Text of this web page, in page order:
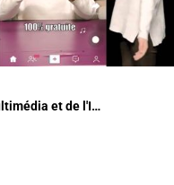
et de l'I…